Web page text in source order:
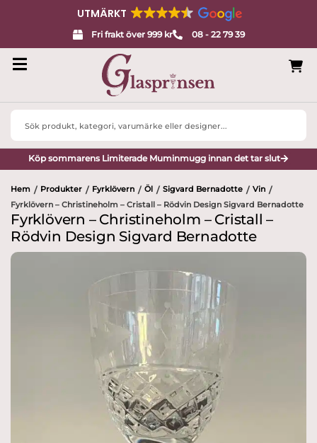
UTMÄRKT
Fri frakt över 999 kr 08 - 22 79 39
Search
Köp sommarens Limiterade Muminmugg innan det tar slut
Hem / Produkter / Fyrklövern / Öl / Sigvard Bernadotte / Vin /
Fyrklövern – Christineholm – Cristall – Rödvin Design Sigvard Bernadotte
Fyrklövern – Christineholm – Cristall –
Rödvin Design Sigvard Bernadotte